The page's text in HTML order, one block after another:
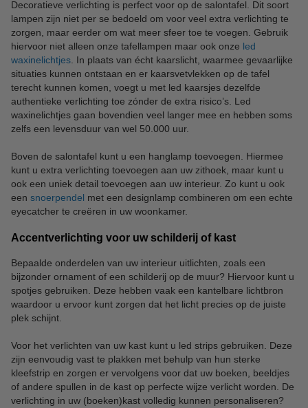
Decoratieve verlichting is perfect voor op de salontafel. Dit soort
lampen zijn niet per se bedoeld om voor veel extra verlichting te
zorgen, maar eerder om wat meer sfeer toe te voegen. Gebruik
hiervoor niet alleen onze tafellampen maar ook onze led
waxinelichtjes . In plaats van écht kaarslicht, waarmee gevaarlijke
situaties kunnen ontstaan en er kaarsvetvlekken op de tafel
terecht kunnen komen, voegt u met led kaarsjes dezelfde
authentieke verlichting toe zónder de extra risico’s. Led
waxinelichtjes gaan bovendien veel langer mee en hebben soms
zelfs een levensduur van wel 50.000 uur.
Boven de salontafel kunt u een hanglamp toevoegen. Hiermee
kunt u extra verlichting toevoegen aan uw zithoek, maar kunt u
ook een uniek detail toevoegen aan uw interieur. Zo kunt u ook
een snoerpendel met een designlamp combineren om een echte
eyecatcher te creëren in uw woonkamer.
Accentverlichting voor uw schilderij of kast
Bepaalde onderdelen van uw interieur uitlichten, zoals een
bijzonder ornament of een schilderij op de muur? Hiervoor kunt u
spotjes gebruiken. Deze hebben vaak een kantelbare lichtbron
waardoor u ervoor kunt zorgen dat het licht precies op de juiste
plek schijnt.
Voor het verlichten van uw kast kunt u led strips gebruiken. Deze
zijn eenvoudig vast te plakken met behulp van hun sterke
kleefstrip en zorgen er vervolgens voor dat uw boeken, beeldjes
of andere spullen in de kast op perfecte wijze verlicht worden. De
verlichting in uw (boeken)kast volledig kunnen personaliseren?